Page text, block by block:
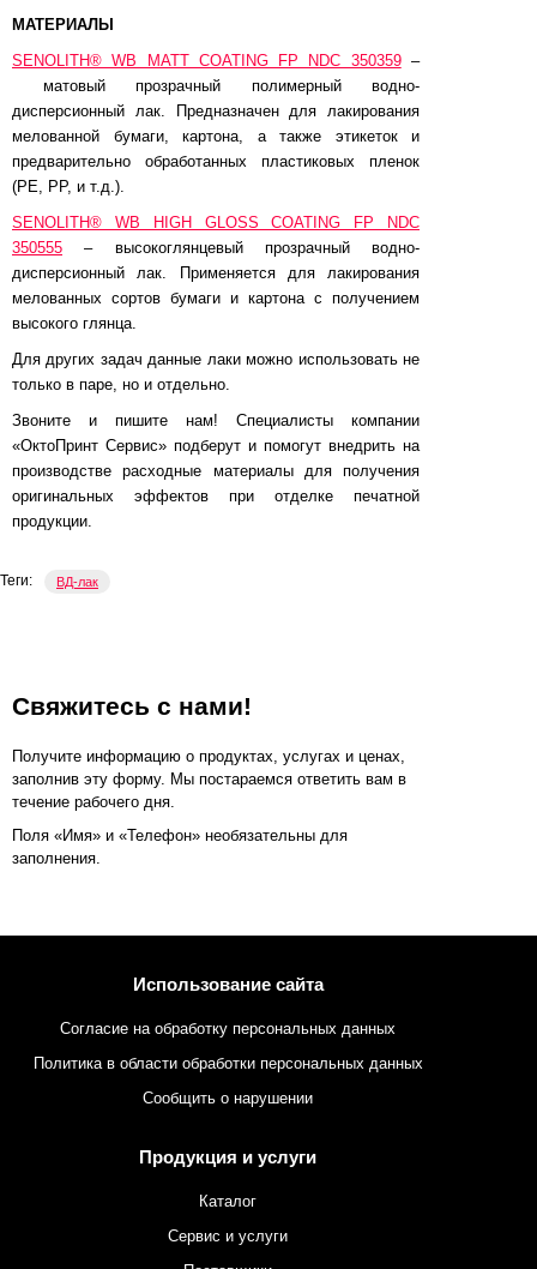
МАТЕРИАЛЫ
SENOLITH® WB MATT COATING FP NDC 350359–
матовый прозрачный полимерный водно-
дисперсионный лак. Предназначен для лакирования
мелованной бумаги, картона, а также этикеток и
предварительно обработанных пластиковых пленок
(PE, PP, и т.д.).
SENOLITH® WB HIGH GLOSS COATING FP NDC
350555 – высокоглянцевый прозрачный водно-
дисперсионный лак. Применяется для лакирования
мелованных сортов бумаги и картона с получением
высокого глянца.
Для других задач данные лаки можно использовать не
только в паре, но и отдельно.
Звоните и пишите нам! Специалисты компании
«ОктоПринт Сервис» подберут и помогут внедрить на
производстве расходные материалы для получения
оригинальных эффектов при отделке печатной
продукции.
Теги: ВД-лак
Свяжитесь с нами!
Получите информацию о продуктах, услугах и ценах,
заполнив эту форму. Мы постараемся ответить вам в
течение рабочего дня.
Поля «Имя» и «Телефон» необязательны для
заполнения.
Использование сайта
Согласие на обработку персональных данных
Политика в области обработки персональных данных
Сообщить о нарушении
Продукция и услуги
Каталог
Сервис и услуги